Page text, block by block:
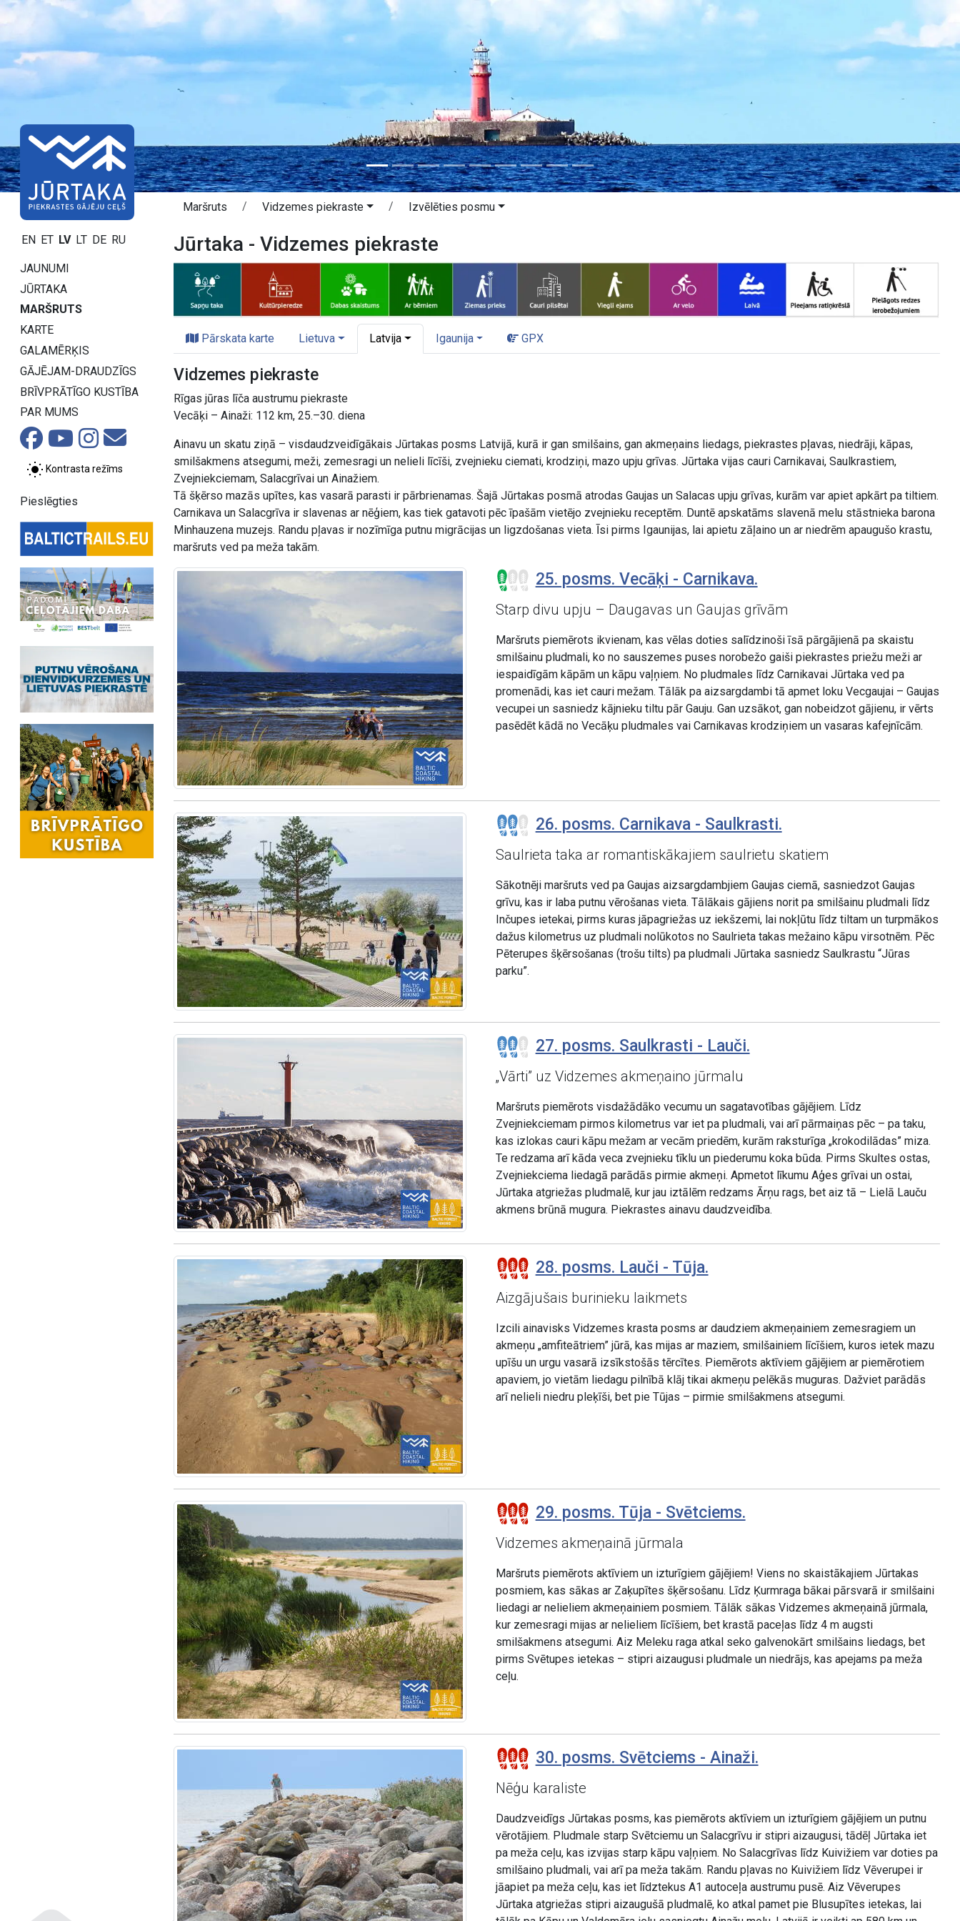
EN ET LV LT DE RU
JAUNUMI
JŪRTAKA
MARŠRUTS
KARTE
GALAMĒRĶIS
GĀJĒJAM-DRAUDZĪGS
BRĪVPRĀTĪGO KUSTĪBA
PAR MUMS
Kontrasta režīms
Pieslēgties
Maršruts Vidzemes piekraste Izvēlēties posmu
Jūrtaka - Vidzemes piekraste
Pārskata karte Lietuva Latvija Igaunija GPX
Vidzemes piekraste
Rīgas jūras līča austrumu piekraste
Vecāķi – Ainaži: 112 km, 25.–30. diena
Ainavu un skatu ziņā – visdaudzveidīgākais Jūrtakas posms Latvijā, kurā ir gan smilšains, gan akmeņains liedags, piekrastes pļavas, niedrāji, kāpas,
smilšakmens atsegumi, meži, zemesragi un nelieli līcīši, zvejnieku ciemati, krodziņi, mazo upju grīvas. Jūrtaka vijas cauri Carnikavai, Saulkrastiem,
Zvejniekciemam, Salacgrīvai un Ainažiem.
Tā šķērso mazās upītes, kas vasarā parasti ir pārbrienamas. Šajā Jūrtakas posmā atrodas Gaujas un Salacas upju grīvas, kurām var apiet apkārt pa tiltiem.
Carnikava un Salacgrīva ir slavenas ar nēģiem, kas tiek gatavoti pēc īpašām vietējo zvejnieku receptēm. Duntē apskatāms slavenā melu stāstnieka barona
Minhauzena muzejs. Randu pļavas ir nozīmīga putnu migrācijas un ligzdošanas vieta. Īsi pirms Igaunijas, lai apietu zāļaino un ar niedrēm apaugušo krastu,
maršruts ved pa meža takām.
25. posms. Vecāķi - Carnikava.
Starp divu upju – Daugavas un Gaujas grīvām
Maršruts piemērots ikvienam, kas vēlas doties salīdzinoši īsā pārgājienā pa skaistu
smilšainu pludmali, ko no sauszemes puses norobežo gaiši piekrastes priežu meži ar
iespaidīgām kāpām un kāpu vaļņiem. No pludmales līdz Carnikavai Jūrtaka ved pa
promenādi, kas iet cauri mežam. Tālāk pa aizsargdambi tā apmet loku Vecgaujai – Gaujas
vecupei un sasniedz kājnieku tiltu pār Gauju. Gan uzsākot, gan nobeidzot gājienu, ir vērts
pasēdēt kādā no Vecāķu pludmales vai Carnikavas krodziņiem un vasaras kafejnīcām.
26. posms. Carnikava - Saulkrasti.
Saulrieta taka ar romantiskākajiem saulrietu skatiem
Sākotnēji maršruts ved pa Gaujas aizsargdambjiem Gaujas ciemā, sasniedzot Gaujas
grīvu, kas ir laba putnu vērošanas vieta. Tālākais gājiens norit pa smilšainu pludmali līdz
Inčupes ietekai, pirms kuras jāpagriežas uz iekšzemi, lai nokļūtu līdz tiltam un turpmākos
dažus kilometrus uz pludmali nolūkotos no Saulrieta takas mežaino kāpu virsotnēm. Pēc
Pēterupes šķērsošanas (trošu tilts) pa pludmali Jūrtaka sasniedz Saulkrastu “Jūras
parku”.
27. posms. Saulkrasti - Lauči.
„Vārti” uz Vidzemes akmeņaino jūrmalu
Maršruts piemērots visdažādāko vecumu un sagatavotības gājējiem. Līdz
Zvejniekciemam pirmos kilometrus var iet pa pludmali, vai arī pārmaiņas pēc – pa taku,
kas izlokas cauri kāpu mežam ar vecām priedēm, kurām raksturīga „krokodilādas” miza.
Te redzama arī kāda veca zvejnieku tīklu un piederumu koka būda. Pirms Skultes ostas,
Zvejniekciema liedagā parādās pirmie akmeņi. Apmetot līkumu Aģes grīvai un ostai,
Jūrtaka atgriežas pludmalē, kur jau iztālēm redzams Ārņu rags, bet aiz tā – Lielā Lauču
akmens brūnā mugura. Piekrastes ainavu daudzveidība.
28. posms. Lauči - Tūja.
Aizgājušais burinieku laikmets
Izcili ainavisks Vidzemes krasta posms ar daudziem akmeņainiem zemesragiem un
akmeņu „amfiteātriem” jūrā, kas mijas ar maziem, smilšainiem līcīšiem, kuros ietek mazu
upīšu un urgu vasarā izsīkstošās tērcītes. Piemērots aktīviem gājējiem ar piemērotiem
apaviem, jo vietām liedagu pilnībā klāj tikai akmeņu pelēkās muguras. Dažviet parādās
arī nelieli niedru pleķīši, bet pie Tūjas – pirmie smilšakmens atsegumi.
29. posms. Tūja - Svētciems.
Vidzemes akmeņainā jūrmala
Maršruts piemērots aktīviem un izturīgiem gājējiem! Viens no skaistākajiem Jūrtakas
posmiem, kas sākas ar Zaķupītes šķērsošanu. Līdz Ķurmraga bākai pārsvarā ir smilšaini
liedagi ar nelieliem akmeņainiem posmiem. Tālāk sākas Vidzemes akmeņainā jūrmala,
kur zemesragi mijas ar nelieliem līcīšiem, bet krastā paceļas līdz 4 m augsti
smilšakmens atsegumi. Aiz Meleku raga atkal seko galvenokārt smilšains liedags, bet
pirms Svētupes ietekas – stipri aizaugusi pludmale un niedrājs, kas apejams pa meža
ceļu.
30. posms. Svētciems - Ainaži.
Nēģu karaliste
Daudzveidīgs Jūrtakas posms, kas piemērots aktīviem un izturīgiem gājējiem un putnu
vērotājiem. Pludmale starp Svētciemu un Salacgrīvu ir stipri aizaugusi, tādēļ Jūrtaka iet
pa meža ceļu, kas izvijas starp kāpu vaļņiem. No Salacgrīvas līdz Kuivižiem var doties pa
smilšaino pludmali, vai arī pa meža takām. Randu pļavas no Kuivižiem līdz Vēverupei ir
jāapiet pa meža ceļu, kas iet līdztekus A1 autoceļa austrumu pusē. Aiz Vēverupes
Jūrtaka atgriežas stipri aizaugušā pludmalē, ko atkal pamet pie Blusupītes ietekas, lai